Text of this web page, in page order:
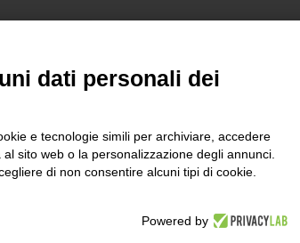
Iscriviti alla Newsletter
dati personali dei
e tecnologie simili per archiviare, accedere
sito web o la personalizzazione degli annunci.
di non consentire alcuni tipi di cookie.
Powered by